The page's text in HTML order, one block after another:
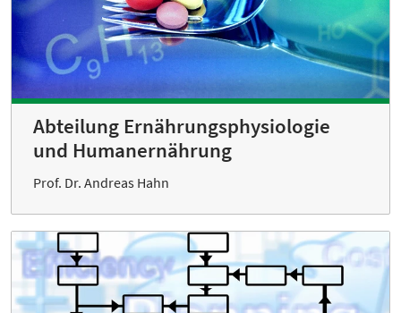
Abteilung Ernährungsphysiologie
und Humanernährung
Prof. Dr. Andreas Hahn